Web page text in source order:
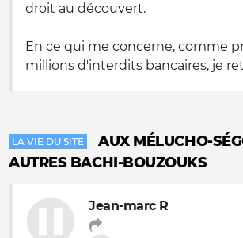
droit au découvert.
En ce qui me concerne, comme
millions d'interdits bancaires, je
LA VIE DU SITE
AUX MÉLUCHO-
AUTRES BACHI-BOUZOUKS
Jean-marc R